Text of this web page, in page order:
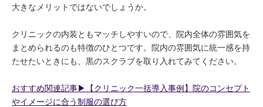
大きなメリットではないでしょうか。
クリニックの内装ともマッチしやすいので、院内全体の雰囲気を
まとめられるのも特徴のひとつです。院内の雰囲気に統一感を持
たせたいときにも、黒のスクラブを取り入れてみてください。
おすすめ関連記事▶︎【クリニック一括導入事例】院のコンセプト
やイメージに合う制服の選び方